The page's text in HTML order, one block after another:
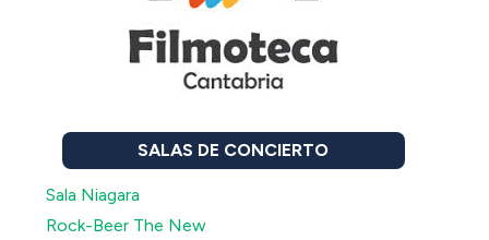
SALAS DE CONCIERTO
Sala Niagara
Rock-Beer The New